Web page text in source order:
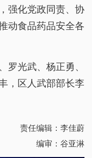
强化党政同责、协
动食品药品安全各
罗光武、杨正勇、
，区人武部部长李
责任编辑：李佳蔚
编审：谷亚淋